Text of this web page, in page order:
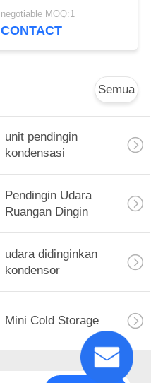
Energi Dimensi
Disesuaikan
negotiable MOQ:1
CONTACT
Semua
unit pendingin
kondensasi
Pendingin Udara
Ruangan Dingin
udara didinginkan
kondensor
Mini Cold Storage